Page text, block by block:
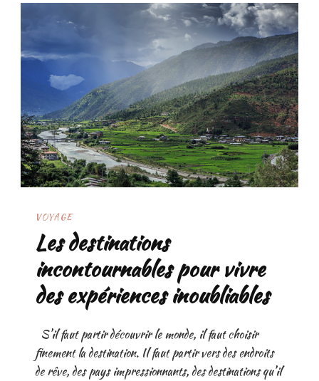
VOYAGE
Les destinations
incontournables pour vivre
des expériences inoubliables
S’il faut partir découvrir le monde, il faut choisir
finement la destination. Il faut partir vers des endroits
de rêve, des pays impressionnants, des destinations qu’il